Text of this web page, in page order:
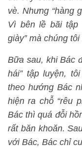
vè. Nhưng “hàng
Vì bên lề bãi tập
giày” mà chúng
Bữa sau, khi Bác
hái” tập luyện,
theo hướng Bác
hiện ra chỗ “rêu
Bác thì quá đỗi
rất băn khoăn.
với Bác, Bác chỉ